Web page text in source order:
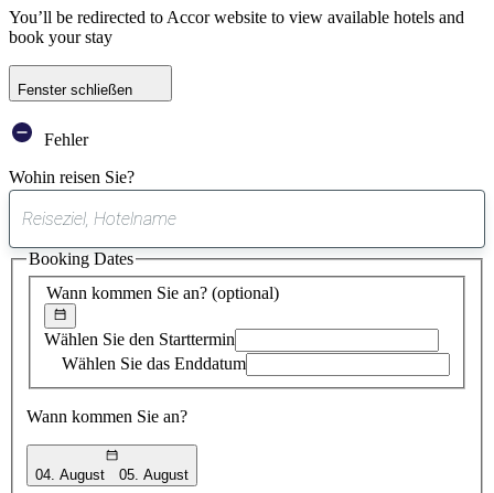
You’ll be redirected to Accor website to view available hotels and
book your stay
Fenster schließen
Fehler
Wohin reisen Sie?
gefundener
Vorschlag
Wann kommen Sie an? (optional)
Wählen Sie den Starttermin
Wählen Sie das Enddatum
Wann kommen Sie an?
04. August 05. August
Booking Dates